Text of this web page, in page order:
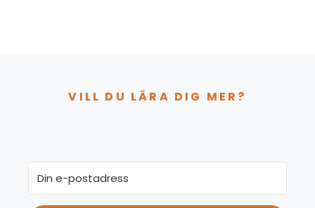
VILL DU LÄRA DIG MER?